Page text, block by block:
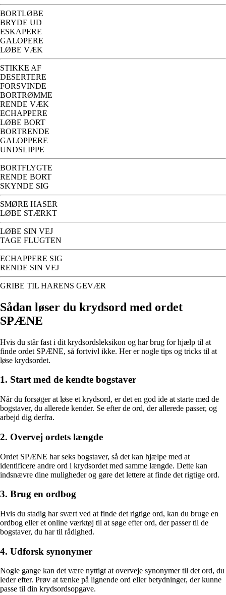
BORTLØBE
BRYDE UD
ESKAPERE
GALOPERE
LØBE VÆK
STIKKE AF
DESERTERE
FORSVINDE
BORTRØMME
RENDE VÆK
ECHAPPERE
LØBE BORT
BORTRENDE
GALOPPERE
UNDSLIPPE
BORTFLYGTE
RENDE BORT
SKYNDE SIG
SMØRE HASER
LØBE STÆRKT
LØBE SIN VEJ
TAGE FLUGTEN
ECHAPPERE SIG
RENDE SIN VEJ
GRIBE TIL HARENS GEVÆR
Sådan løser du krydsord med ordet
SPÆNE
Hvis du står fast i dit krydsordsleksikon og har brug for hjælp til at
finde ordet SPÆNE, så fortvivl ikke. Her er nogle tips og tricks til at
løse krydsordet.
1. Start med de kendte bogstaver
Når du forsøger at løse et krydsord, er det en god ide at starte med de
bogstaver, du allerede kender. Se efter de ord, der allerede passer, og
arbejd dig derfra.
2. Overvej ordets længde
Ordet SPÆNE har seks bogstaver, så det kan hjælpe med at
identificere andre ord i krydsordet med samme længde. Dette kan
indsnævre dine muligheder og gøre det lettere at finde det rigtige ord.
3. Brug en ordbog
Hvis du stadig har svært ved at finde det rigtige ord, kan du bruge en
ordbog eller et online værktøj til at søge efter ord, der passer til de
bogstaver, du har til rådighed.
4. Udforsk synonymer
Nogle gange kan det være nyttigt at overveje synonymer til det ord, du
leder efter. Prøv at tænke på lignende ord eller betydninger, der kunne
passe til din krydsordsopgave.